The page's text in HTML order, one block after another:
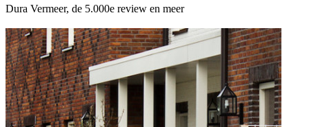
Dura Vermeer, de 5.000e review en meer